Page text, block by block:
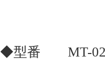
◆型番 MT-